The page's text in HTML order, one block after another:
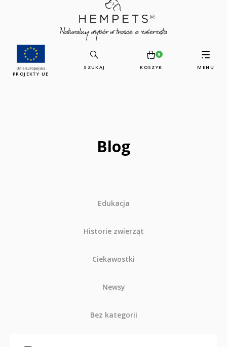
PROJEKTY UE
SZUKAJ KOSZYK
0
MENU
Blog
Edukacja
Historie zwierząt
Ciekawostki
Newsy
Bez kategorii